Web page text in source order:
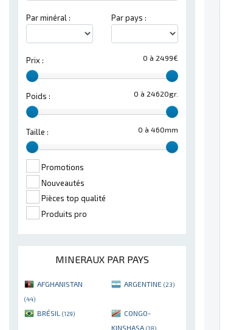
Par minéral : Par pays :
0 à 2499€
Prix :
0 à 24620gr.
Poids :
0 à 460mm
Taille :
Promotions
Nouveautés
Pièces top qualité
Produits pro
MINERAUX PAR PAYS
AFGHANISTAN
(44)
ARGENTINE (23)
BRÉSIL (129)
CONGO-
KINSHASA (18)